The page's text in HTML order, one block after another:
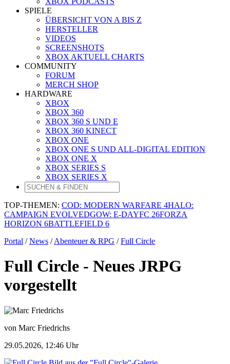
SPIELE
ÜBERSICHT VON A BIS Z
HERSTELLER
VIDEOS
SCREENSHOTS
XBOX AKTUELL CHARTS
COMMUNITY
FORUM
MERCH SHOP
HARDWARE
XBOX
XBOX 360
XBOX 360 S UND E
XBOX 360 KINECT
XBOX ONE
XBOX ONE S UND ALL-DIGITAL EDITION
XBOX ONE X
XBOX SERIES S
XBOX SERIES X
TOP-THEMEN: COD: MODERN WARFARE 4HALO:
CAMPAIGN EVOLVEDGOW: E-DAYFC 26FORZA
HORIZON 6BATTLEFIELD 6
Portal /News /Abenteuer & RPG /Full Circle
Full Circle - Neues JRPG
vorgestellt
von Marc Friedrichs
29.05.2026, 12:46 Uhr